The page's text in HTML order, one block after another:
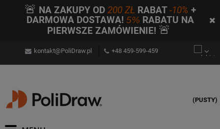
🚨 NA ZAKUPY OD200 ZŁ RABAT-10% +
DARMOWA DOSTAWA! 5% RABATU NA
PIERWSZE ZAMÓWIENIE! 🚨
kontakt@PoliDraw.pl +48 459-599-459
(PUSTY)